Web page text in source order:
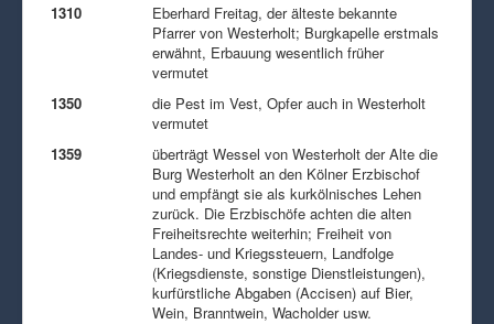
1310
Eberhard Freitag, der älteste bekannte
Pfarrer von Westerholt; Burgkapelle erstmals
erwähnt, Erbauung wesentlich früher
vermutet
1350
die Pest im Vest, Opfer auch in Westerholt
vermutet
1359
überträgt Wessel von Westerholt der Alte die
Burg Westerholt an den Kölner Erzbischof
und empfängt sie als kurkölnisches Lehen
zurück. Die Erzbischöfe achten die alten
Freiheitsrechte weiterhin; Freiheit von
Landes- und Kriegssteuern, Landfolge
(Kriegsdienste, sonstige Dienstleistungen),
kurfürstliche Abgaben (Accisen) auf Bier,
Wein, Branntwein, Wacholder usw.